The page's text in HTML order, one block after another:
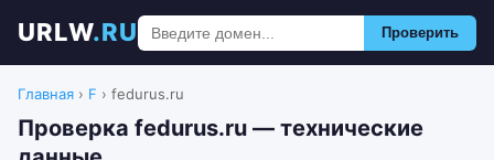
URLW.RU Проверить
Главная › F › fedurus.ru
Проверка fedurus.ru — технические